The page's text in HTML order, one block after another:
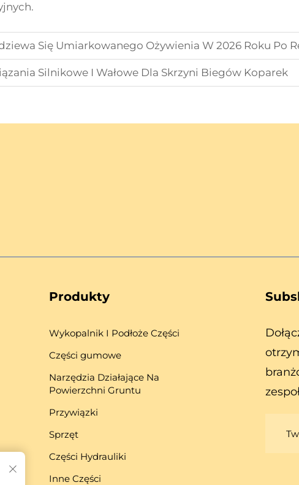
Się Umiarkowanego Ożywienia W 2026 Roku Po
Silnikowe I Wałowe Dla Skrzyni Biegów Koparek
Produkty
Wykopalnik I Podłoże Części
Części gumowe
Narzędzia Działające Na
Powierzchni Gruntu
Przywiązki
Sprzęt
Części Hydrauliki
Inne Części